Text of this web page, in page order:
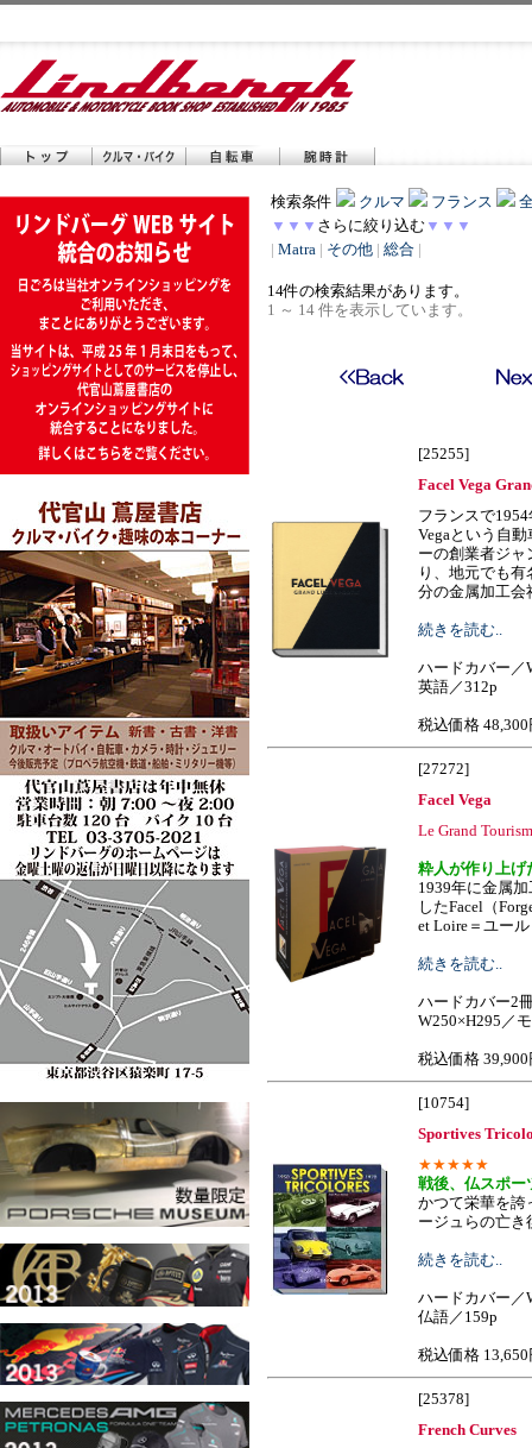
検索条件 クルマ フランス
▼▼▼ さらに絞り込む ▼▼▼
| Matra | その他 | 総合 |
14件の検索結果があります。
1 ～ 14 件を表示しています。
[25255]
Facel Vega
フランスで
Vegaという自
ーの創業者ジャ
り、地元でも
分の金属加工会
続きを読む..
ハードカバー／
英語／312p
税込価格 48,300
[27272]
Facel Vega
Le Grand
粋人が作り上げ
1939年に金属
したFacel（
et Loire＝ユー
続きを読む..
ハードカバー2
W250×H295／
税込価格 39,900
[10754]
Sportives
★★★★★
戦後、仏スポー
かつて栄華を誇
ージュらの亡き
続きを読む..
ハードカバー／
仏語／159p
税込価格 13,650
[25378]
French Curves